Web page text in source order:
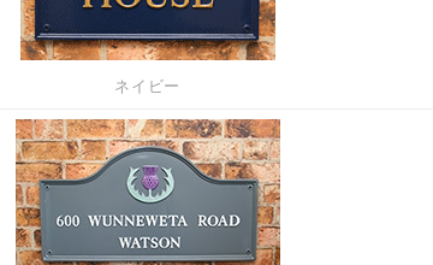
ネイビー